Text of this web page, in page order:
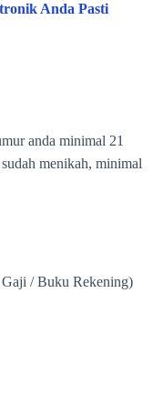
Anda Pasti
anda minimal 21
menikah, minimal
/ Buku Rekening)